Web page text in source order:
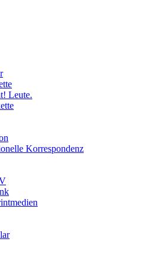
Leute.
Korrespondenz